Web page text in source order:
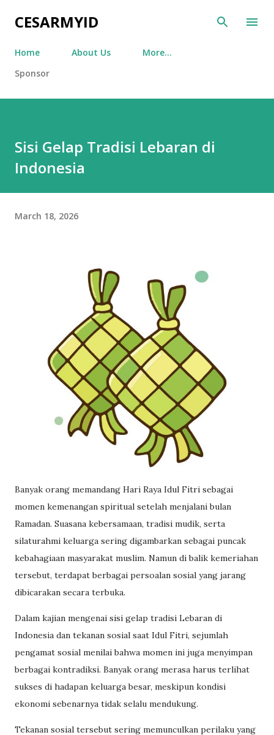
Skip to main content
CESARMYID
Home About Us
More…
Sponsor
Sisi Gelap Tradisi Lebaran di
Indonesia
March 18, 2026
Banyak orang memandang Hari Raya Idul Fitri sebagai
momen kemenangan spiritual setelah menjalani bulan
Ramadan. Suasana kebersamaan, tradisi mudik, serta
silaturahmi keluarga sering digambarkan sebagai puncak
kebahagiaan masyarakat muslim. Namun di balik kemeriahan
tersebut, terdapat berbagai persoalan sosial yang jarang
dibicarakan secara terbuka.
Dalam kajian mengenai sisi gelap tradisi Lebaran di
Indonesia dan tekanan sosial saat Idul Fitri, sejumlah
pengamat sosial menilai bahwa momen ini juga menyimpan
berbagai kontradiksi. Banyak orang merasa harus terlihat
sukses di hadapan keluarga besar, meskipun kondisi
ekonomi sebenarnya tidak selalu mendukung.
Tekanan sosial tersebut sering memunculkan perilaku yang